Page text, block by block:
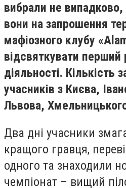
вибрали не
вони на запрошення
мафіозного клубу
відсвяткувати перший
діяльності. Кількість
учасників з Києва,
Львова,
Два дні учасники
кращого гравця,
одного та знаходили
чемпіонат – вищий